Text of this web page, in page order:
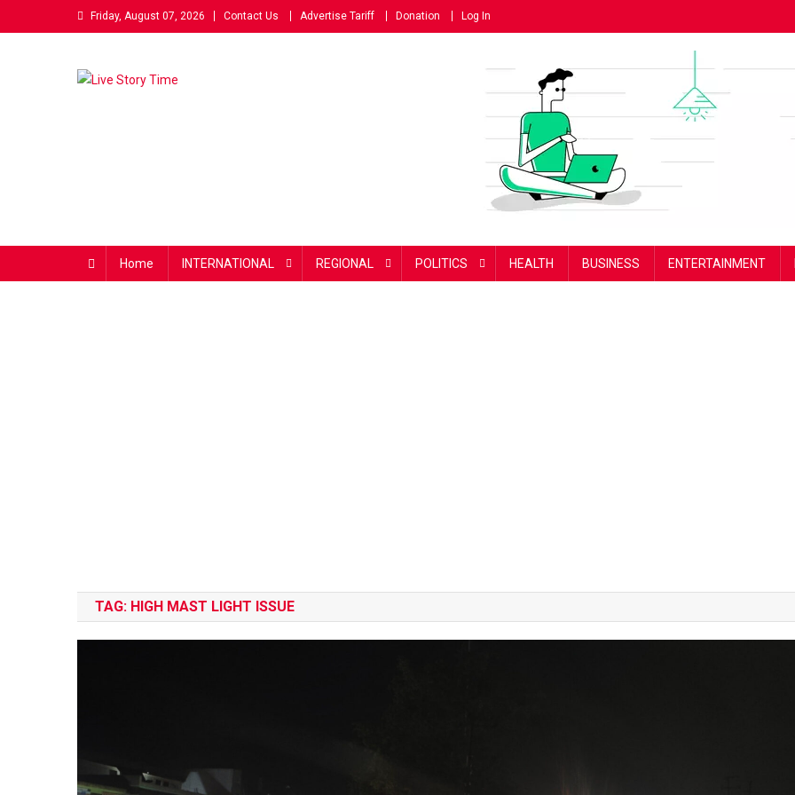
to
Friday, August 07, 2026 Contact Us Advertise Tariff Donation Log In
Home INTERNATIONAL REGIONAL POLITICS HEALTH BUSINESS ENTERTAINMENT
TAG: HIGH MAST LIGHT ISSUE